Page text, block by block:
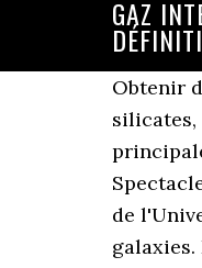
GAZ
Obtenir des informations en XML pour filtrer le meilleur contenu. The particles are irregularly shaped, and are composed of silicates, carbon, ice, and/or iron compounds. Durant les quinze premières années de sa carrière, Martin concentre principalement ses travaux sur la poussière interstellaire. Le Concert Interstellaire De Jean-Christian MICHEL Est Un Prodigieux Spectacle Devant Ecran Géant, Avec Rétroprojection De Videos de Galaxies: Voyage Musical Cosmique Intergalactique Au Coeur de l'Univers Sur Une Musique Multidimensionnelle. Herschel étudiera en détail la composition du milieu interstellaire des galaxies. Définitions de Gaz interstellaire, synonymes, antonymes,